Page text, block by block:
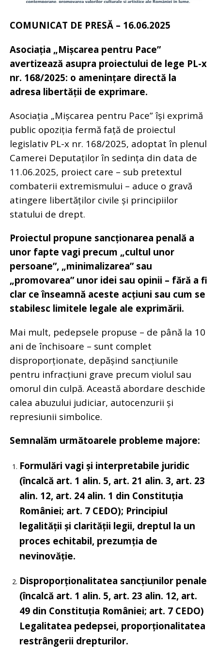
COMUNICAT DE PRESĂ – 16.06.2025
Asociația „Mișcarea pentru Pace”
avertizează asupra proiectului de lege PL-x
nr. 168/2025: o amenințare directă la
adresa libertății de exprimare.
Asociația „Mișcarea pentru Pace” își exprimă
public opoziția fermă față de proiectul
legislativ PL-x nr. 168/2025, adoptat în plenul
Camerei Deputaților în sedința din data de
11.06.2025, proiect care – sub pretextul
combaterii extremismului – aduce o gravă
atingere libertăților civile și principiilor
statului de drept.
Proiectul propune sancționarea penală a
unor fapte vagi precum „cultul unor
persoane”, „minimalizarea” sau
„promovarea” unor idei sau opinii – fără a fi
clar ce înseamnă aceste acțiuni sau cum se
stabilesc limitele legale ale exprimării.
Mai mult, pedepsele propuse – de până la 10
ani de închisoare – sunt complet
disproporționate, depășind sancțiunile
pentru infracțiuni grave precum violul sau
omorul din culpă. Această abordare deschide
calea abuzului judiciar, autocenzurii și
represiunii simbolice.
Semnalăm următoarele probleme majore:
Formulări vagi și interpretabile juridic
(încalcă art. 1 alin. 5, art. 21 alin. 3, art. 23
alin. 12, art. 24 alin. 1 din Constituția
României; art. 7 CEDO); Principiul
legalității și clarității legii, dreptul la un
proces echitabil, prezumția de
nevinovăție.
Disproporționalitatea sancțiunilor penale
(încalcă art. 1 alin. 5, art. 23 alin. 12, art.
49 din Constituția României; art. 7 CEDO)
Legalitatea pedepsei, proporționalitatea
restrângerii drepturilor.